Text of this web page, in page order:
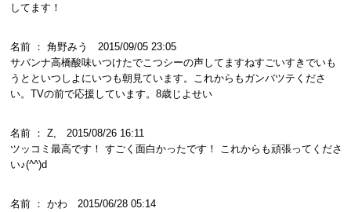
してます！
名前 ： 角野みう 2015/09/05 23:05
サバンナ高橋酸味いつけたでこつシーの声してますねすごいすきでいも
うとといつしよにいつも朝見ています。これからもガンバツテくださ
い。TVの前で応援しています。8歳じよせい
名前 ： Z, 2015/08/26 16:11
ツッコミ最高です！ すごく面白かったです！ これからも頑張ってくださ
い♪(^^)d
名前 ： かわ 2015/06/28 05:14